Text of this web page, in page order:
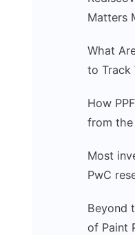
Matters
What
to Track
How
from the
Most
PwC
Beyond
of Paint